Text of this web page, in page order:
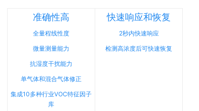
准确性高
全量程线性度
微量测量能力
抗湿度干扰能力
单气体和混合气体修正
集成10多种行业VOC特征因子
库
快速响应和恢复
2秒内快速响应
检测高浓度后可快速恢复